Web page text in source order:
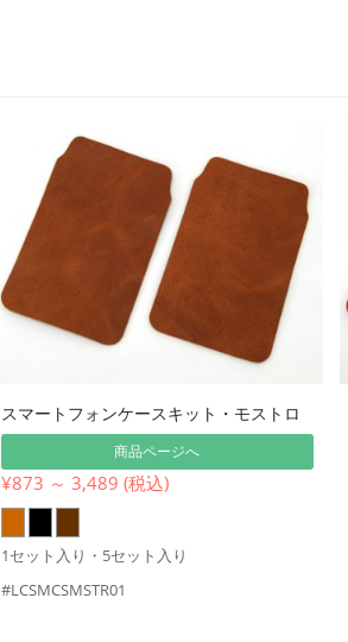
スマートフォンケースキット・モストロ
商品ページへ
¥873 ～ 3,489 (税込)
1セット入り・5セット入り
#LCSMCSMSTR01